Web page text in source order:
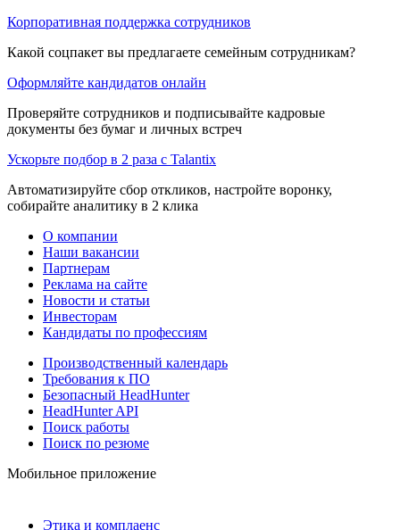
Корпоративная поддержка сотрудников
Какой соцпакет вы предлагаете семейным сотрудникам?
Оформляйте кандидатов онлайн
Проверяйте сотрудников и подписывайте кадровые
документы без бумаг и личных встреч
Ускорьте подбор в 2 раза с Talantix
Автоматизируйте сбор откликов, настройте воронку,
собирайте аналитику в 2 клика
О компании
Наши вакансии
Партнерам
Реклама на сайте
Новости и статьи
Инвесторам
Кандидаты по профессиям
Производственный календарь
Требования к ПО
Безопасный HeadHunter
HeadHunter API
Поиск работы
Поиск по резюме
Мобильное приложение
Этика и комплаенс